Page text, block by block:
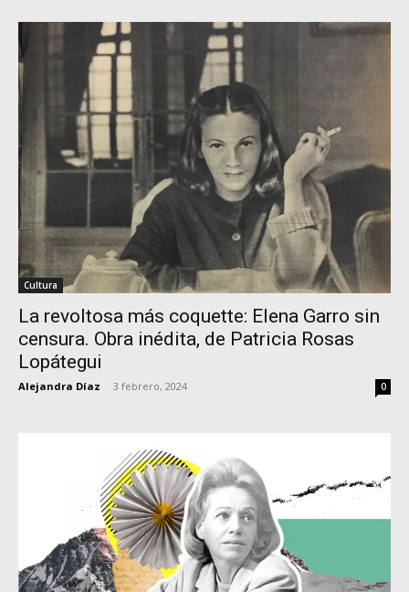
Cultura
La revoltosa más coquette: Elena Garro sin
censura. Obra inédita, de Patricia Rosas
Lopátegui
Alejandra Díaz 3 febrero, 2024 0